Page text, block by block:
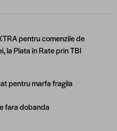
pentru comenzile de
la Plata în Rate prin TBI
pentru marfa fragila
fara dobanda